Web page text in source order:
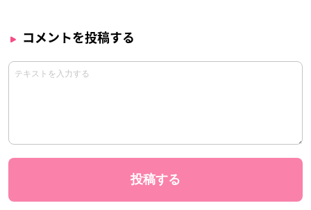
コメントを投稿する